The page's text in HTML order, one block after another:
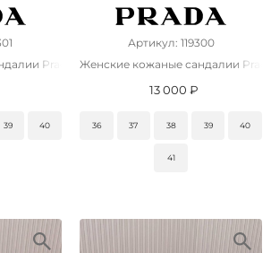
Prada Monolith
39 40
Артикул: 119300
Женские кожаные сандалии
13 000 ₽
36 37 38 39 40
41